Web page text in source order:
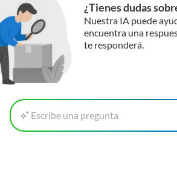
¿Tienes dudas
Nuestra IA puede
encuentra una
te responderá.
Escribe una pregunta